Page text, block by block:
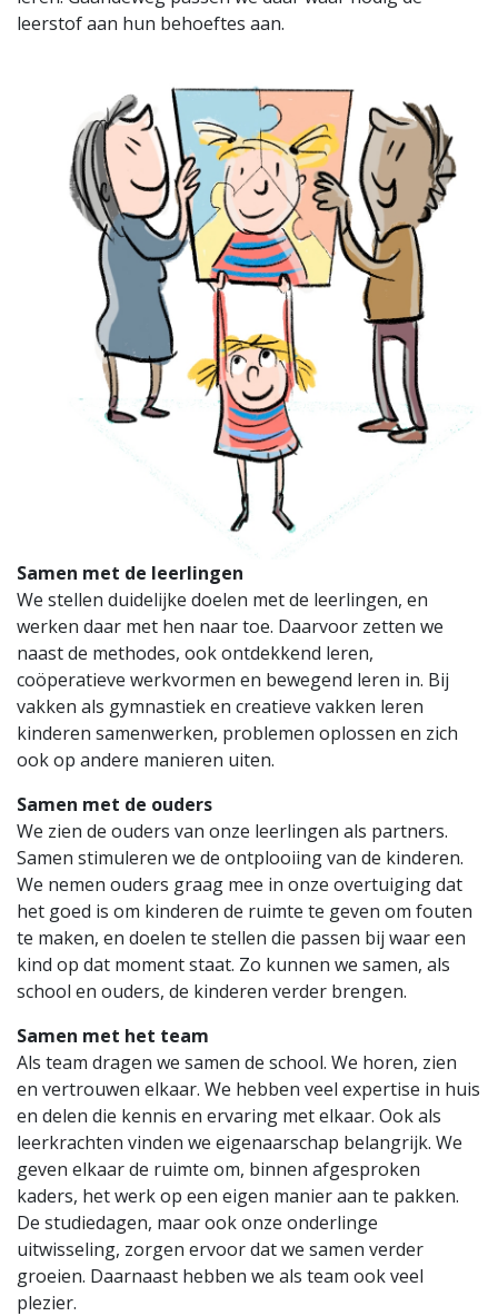
leerstof aan hun behoeftes aan.
Samen met de leerlingen
We stellen duidelijke doelen met de leerlingen, en
werken daar met hen naar toe. Daarvoor zetten we
naast de methodes, ook ontdekkend leren,
coöperatieve werkvormen en bewegend leren in. Bij
vakken als gymnastiek en creatieve vakken leren
kinderen samenwerken, problemen oplossen en zich
ook op andere manieren uiten.
Samen met de ouders
We zien de ouders van onze leerlingen als partners.
Samen stimuleren we de ontplooiing van de kinderen.
We nemen ouders graag mee in onze overtuiging dat
het goed is om kinderen de ruimte te geven om fouten
te maken, en doelen te stellen die passen bij waar een
kind op dat moment staat. Zo kunnen we samen, als
school en ouders, de kinderen verder brengen.
Samen met het team
Als team dragen we samen de school. We horen, zien
en vertrouwen elkaar. We hebben veel expertise in huis
en delen die kennis en ervaring met elkaar. Ook als
leerkrachten vinden we eigenaarschap belangrijk. We
geven elkaar de ruimte om, binnen afgesproken
kaders, het werk op een eigen manier aan te pakken.
De studiedagen, maar ook onze onderlinge
uitwisseling, zorgen ervoor dat we samen verder
groeien. Daarnaast hebben we als team ook veel
plezier.